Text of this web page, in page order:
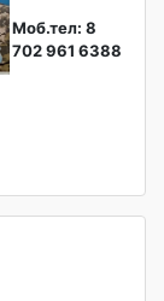
Моб.тел: 8
702 961 6388